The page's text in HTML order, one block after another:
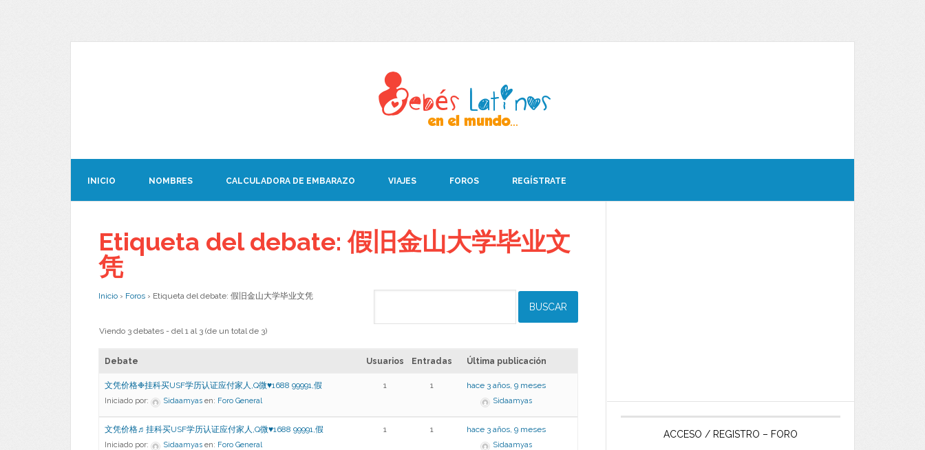
INICIO NOMBRES CALCULADORA DE EMBARAZO VIAJES FOROS REGÍSTRATE
Etiqueta del debate: 假旧金山大学毕业文
凭
Inicio › Foros › Etiqueta del debate: 假旧金山大学毕业文凭
Viendo 3 debates - del 1 al 3 (de un total de 3)
Debate Usuarios Entradas Última publicación
文凭价格❉挂科买USF学历认证应付家人,Q微♥1688 99991,假
Iniciado por: Sidaamyas en: Foro General
1 1 hace 3 años, 9 meses
Sidaamyas
文凭价格♬挂科买USF学历认证应付家人,Q微♥1688 99991,假
Iniciado por: Sidaamyas en: Foro General
1 1 hace 3 años, 9 meses
Sidaamyas
ACCESO / REGISTRO – FORO